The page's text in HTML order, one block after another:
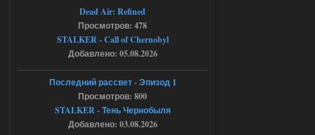
Спавнер + Правки + Античит - Dead
City Final
Michman1970
Что то не работает спавнер,
все устанавливал по
мануалу......
Ответить ➤
06.08.2026
Dead Air: Refined
Просмотров: 478
STALKER - Call of Chernobyl
Добавлено: 05.08.2026
Последний рассвет - Эпизод 1
Просмотров: 800
STALKER - Тень Чернобыля
Добавлено: 03.08.2026